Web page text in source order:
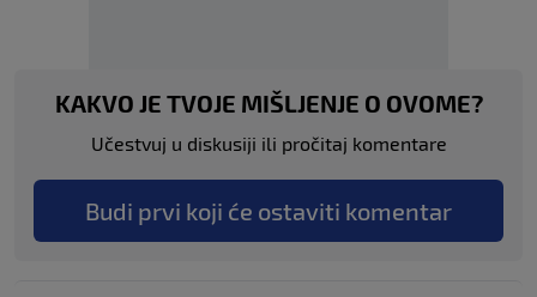
FULL TIME
US Cremonese
KAKVO JE TVOJE MIŠLJENJE O OVOME?
Učestvuj u diskusiji ili pročitaj komentare
Budi prvi koji će ostaviti komentar